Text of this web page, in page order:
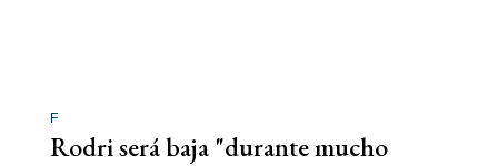
F
Rodri será baja "durante mucho